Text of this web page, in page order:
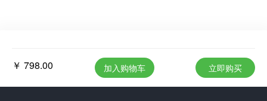
￥ 798.00 加入购物车 立即购买